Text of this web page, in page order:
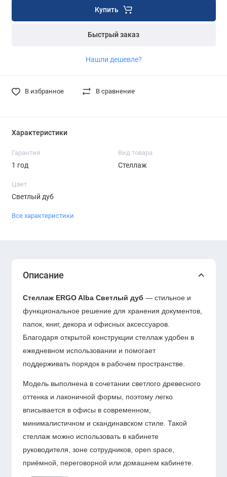
Купить
Быстрый заказ
Нашли дешевле?
В избранное В сравнение
Характеристики
Гарантия
1 год
Вид товара
Стеллаж
Цвет
Светлый дуб
Все характеристики
Описание
Стеллаж ERGO Alba Светлый дуб — стильное и
функциональное решение для хранения документов,
папок, книг, декора и офисных аксессуаров.
Благодаря открытой конструкции стеллаж удобен в
ежедневном использовании и помогает
поддерживать порядок в рабочем пространстве.
Модель выполнена в сочетании светлого древесного
оттенка и лаконичной формы, поэтому легко
вписывается в офисы в современном,
минималистичном и скандинавском стиле. Такой
стеллаж можно использовать в кабинете
руководителя, зоне сотрудников, open space,
приёмной, переговорной или домашнем кабинете.